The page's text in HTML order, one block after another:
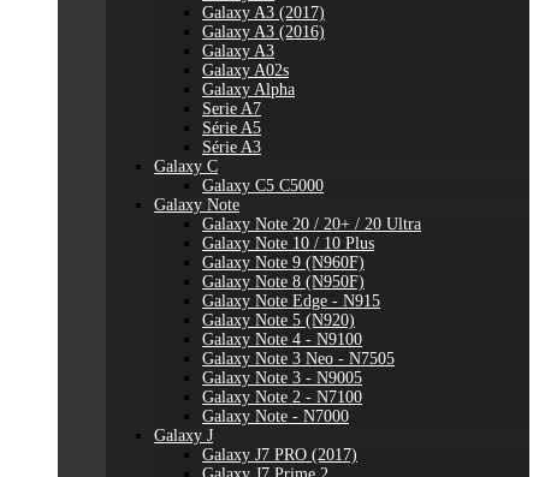
Galaxy A3 (2017)
Galaxy A3 (2016)
Galaxy A3
Galaxy A02s
Galaxy Alpha
Serie A7
Série A5
Série A3
Galaxy C
Galaxy C5 C5000
Galaxy Note
Galaxy Note 20 / 20+ / 20 Ultra
Galaxy Note 10 / 10 Plus
Galaxy Note 9 (N960F)
Galaxy Note 8 (N950F)
Galaxy Note Edge - N915
Galaxy Note 5 (N920)
Galaxy Note 4 - N9100
Galaxy Note 3 Neo - N7505
Galaxy Note 3 - N9005
Galaxy Note 2 - N7100
Galaxy Note - N7000
Galaxy J
Galaxy J7 PRO (2017)